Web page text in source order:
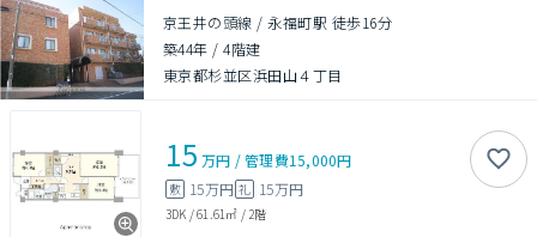
京王井の頭線 / 永福町駅 徒歩16分
築44年 /4階建
東京都杉並区浜田山４丁目
15 万円 /管理費15,000円
敷 15万円 礼 15万円
3DK /61.61㎡ / 2階